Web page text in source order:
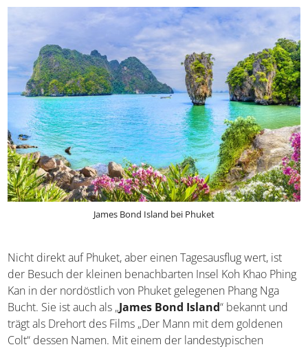
Naka Weenkend Market – große Thaiküchen-Auswahl
größter und meistbesuchter Tempel Wat Chalong
Altstadt von Phuket und Sirikit Park
Khao Rang Viewpoint mit Wat Khao Rang Tempel
Muay Thai-Boxkampf in Patong
Mai Khao Beach mit Airport-Ausblick
James Bond Island bei Phuket